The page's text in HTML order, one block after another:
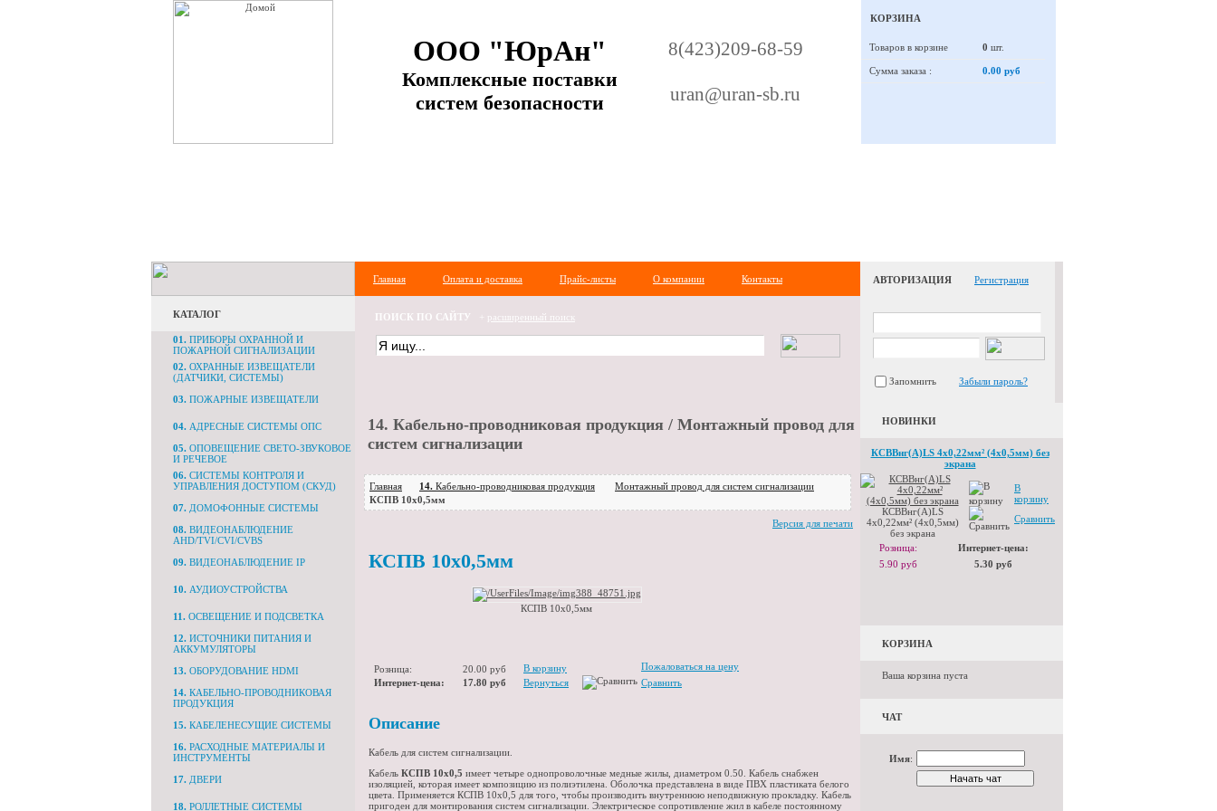
ООО "ЮрАн"
Комплексные поставки
систем безопасности
8(423)209-68-59
uran@uran-sb.ru
КОРЗИНА
Товаров в корзине 0 шт.
Сумма заказа : 0.00 руб
Главная Оплата и доставка Прайс-листы О компании Контакты
КАТАЛОГ
01. ПРИБОРЫ ОХРАННОЙ И
ПОЖАРНОЙ СИГНАЛИЗАЦИИ
02. ОХРАННЫЕ ИЗВЕЩАТЕЛИ
(ДАТЧИКИ, СИСТЕМЫ)
03. ПОЖАРНЫЕ ИЗВЕЩАТЕЛИ
04. АДРЕСНЫЕ СИСТЕМЫ ОПС
05. ОПОВЕЩЕНИЕ СВЕТО-ЗВУКОВОЕ
И РЕЧЕВОЕ
06. СИСТЕМЫ КОНТРОЛЯ И
УПРАВЛЕНИЯ ДОСТУПОМ (СКУД)
07. ДОМОФОННЫЕ СИСТЕМЫ
08. ВИДЕОНАБЛЮДЕНИЕ
AHD/TVI/CVI/CVBS
09. ВИДЕОНАБЛЮДЕНИЕ IP
10. АУДИОУСТРОЙСТВА
11. ОСВЕЩЕНИЕ И ПОДСВЕТКА
12. ИСТОЧНИКИ ПИТАНИЯ И
АККУМУЛЯТОРЫ
13. ОБОРУДОВАНИЕ HDMI
14. КАБЕЛЬНО-ПРОВОДНИКОВАЯ
ПРОДУКЦИЯ
15. КАБЕЛЕНЕСУЩИЕ СИСТЕМЫ
16. РАСХОДНЫЕ МАТЕРИАЛЫ И
ИНСТРУМЕНТЫ
17. ДВЕРИ
18. РОЛЛЕТНЫЕ СИСТЕМЫ
ПОИСК ПО САЙТУ расширенный поиск
14. Кабельно-проводниковая продукция / Монтажный провод для
систем сигнализации
Главная 14. Кабельно-проводниковая продукция
Монтажный провод для систем сигнализации
КСПВ 10х0,5мм
Версия для печати
КСПВ 10х0,5мм
КСПВ 10х0,5мм
Розница:
20.00 руб
Интернет-цена:
17.80 руб
В корзину
Вернуться
Пожаловаться на цену
Сравнить
Описание
Кабель для систем сигнализации.
Кабель КСПВ 10х0,5 имеет четыре однопроволочные медные жилы, диаметром 0.50. Кабель снабжен
изоляцией, которая имеет композицию из полиэтилена. Оболочка представлена в виде ПВХ пластиката белого
цвета. Применяется КСПВ 10х0,5 для того, чтобы производить внутреннюю неподвижную прокладку. Кабель
пригоден для монтирования систем сигнализации. Электрическое сопротивление жил в кабеле постоянному
АВТОРИЗАЦИЯ Регистрация
Запомнить Забыли пароль?
НОВИНКИ
КСВВнг(А)LS 4x0,22мм² (4х0,5мм) без
экрана
КСВВнг(А)LS
4x0,22мм² (4х0,5мм)
без экрана
В
корзину
Сравнить
Розница:
Интернет-цена:
5.90 руб
5.30 руб
КОРЗИНА
Ваша корзина пуста
ЧАТ
Имя: